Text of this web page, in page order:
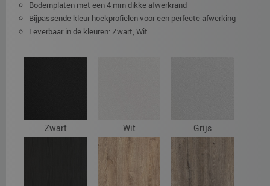
Bodemplaten met een 4 mm dikke afwerkrand
Bijpassende kleur hoekprofielen voor een perfecte afwerking
Leverbaar in de kleuren: Zwart, Wit
Zwart Wit Grijs